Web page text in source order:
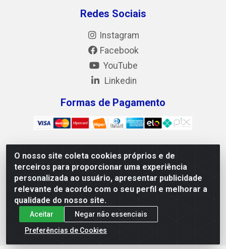
O nosso site coleta cookies próprios e de
terceiros para proporcionar uma experiência
personalizada ao usuário, apresentar publicidade
relevante de acordo com o seu perfil e melhorar a
qualidade do nosso site.
Aceitar
Negar não essenciais
Preferências de Cookies
Redes Sociais
Instagram
Facebook
YouTube
Linkedin
Formas de Pagamento
Mix Alimentos LTDA - Quadra Asr Ne 55 (412 Norte), Alameda
02, S/N - Plano Diretor Norte, Palmas/TO - CEP 77.006-540 -
CNPJ 05.922.500/0001-02